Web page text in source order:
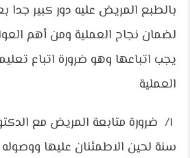
بالطبع المريض عليه دور كبير جدا
لضمان نجاح العملية ومن أهم
يجب اتباعها وهو ضرورة اتباع
العملية
١/ ضرورة متابعة المريض مع
سنة لحين الاطمئنان عليها ووصوله